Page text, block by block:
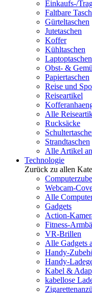
Einkaufs-/
Faltbare
Gürteltaschen
Jutetaschen
Koffer
Kühltaschen
Laptoptaschen
Obst- &
Papiertaschen
Reise und
Reiseartikel
Alle
Rucksäcke
Strandtaschen
Alle Artikel
Technologie
Zurück zu allen
Webcam-
Alle
Gadgets
Action-
Fitness-
VR-Brillen
Alle Gadgets
Handy-
Handy-
Kabel &
kabellose